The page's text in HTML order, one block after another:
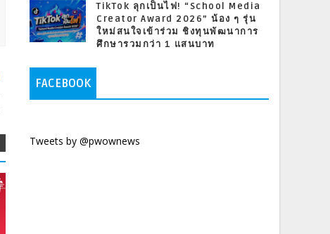
TikTok ลุกเป็นไฟ! “School Media
Creator Award 2026” น้อง ๆ รุ่น
ใหม่สนใจเข้าร่วม ชิงทุนพัฒนาการ
ศึกษารวมกว่า 1 แสนบาท
FACEBOOK
Tweets by @pwownews